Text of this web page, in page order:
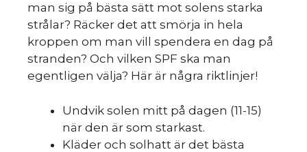
man sig på bästa sätt mot solens starka
strålar? Räcker det att smörja in hela
kroppen om man vill spendera en dag på
stranden? Och vilken SPF ska man
egentligen välja? Här är några riktlinjer!
Undvik solen mitt på dagen (11-15)
när den är som starkast.
Kläder och solhatt är det bästa